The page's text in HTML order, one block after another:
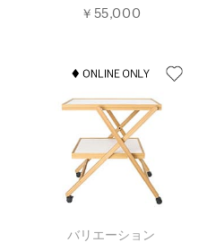
￥55,000
バリエーション